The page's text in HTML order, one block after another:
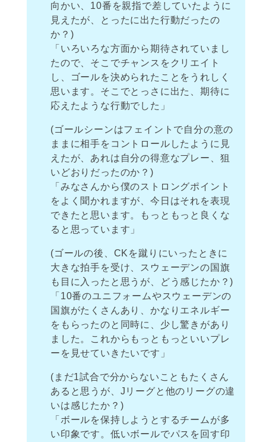
向かい、10番を親指で差していたように
見えたが、とったに出た行動だったの
か？)
「いろいろな方面から期待されていまし
たので、そこでチャンスをクリエイト
し、ゴールを決められたことをうれしく
思います。そこでとっさに出た、期待に
応えたような行動でした」
(ゴールシーンはフェイントで自分の意の
ままに相手をコントロールしたように見
えたが、あれは自分の得意なプレー、狙
いどおりだったのか？)
「みなさんから僕のストロングポイント
をよく聞かれますが、今日はそれを表現
できたと思います。もっともっと良くな
ると思っています」
(ゴールの後、CKを蹴りにいったときに
大きな拍手を受け、スウェーデンの国旗
も目に入ったと思うが、どう感じたか？)
「10番のユニフォームやスウェーデンの
国旗がたくさんあり、かなりエネルギー
をもらったのと同時に、少し驚きがあり
ました。これからもっともっといいプレ
ーを見せていきたいです」
(まだ1試合で分からないこともたくさん
あると思うが、Jリーグと他のリーグの違
いは感じたか？)
「ボールを保持しようとするチームが多
い印象です。低いボールでパスを回す印